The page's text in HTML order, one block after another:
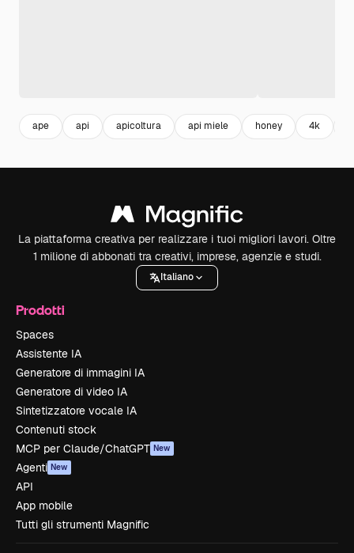
ape api apicoltura api miele honey 4k
La piattaforma creativa per realizzare i tuoi migliori lavori. Oltre
1 milione di abbonati tra creativi, imprese, agenzie e studi.
Italiano
Prodotti
Spaces
Assistente IA
Generatore di immagini IA
Generatore di video IA
Sintetizzatore vocale IA
Contenuti stock
MCP per Claude/ChatGPT New
Agenti New
API
App mobile
Tutti gli strumenti Magnific